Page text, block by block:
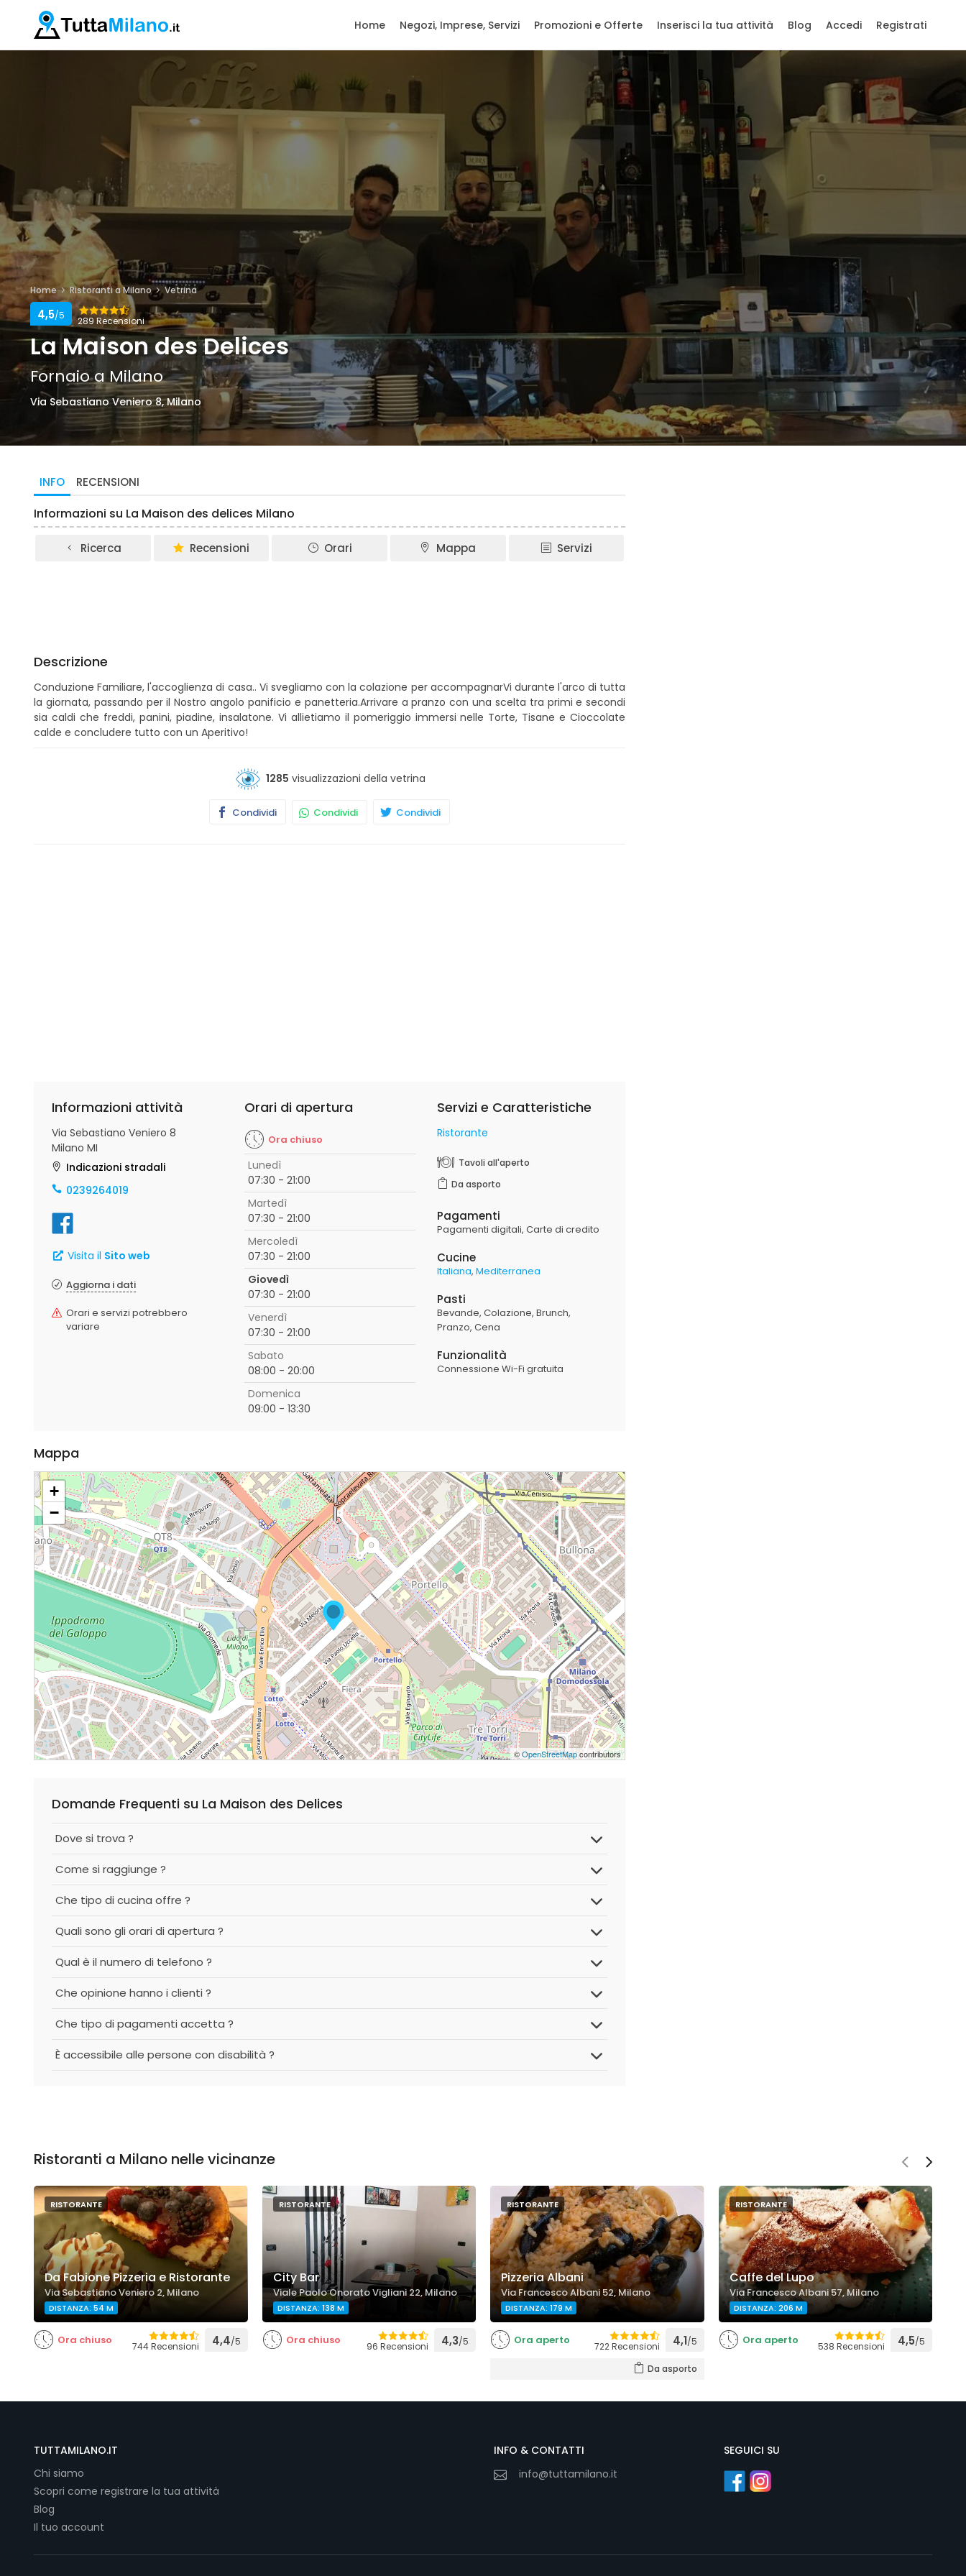
Home Negozi, Imprese, Servizi Promozioni e Offerte Inserisci la tua attività Blog Accedi Registrati
Home Ristoranti a Milano Vetrina
289 Recensioni
4,5/5
La Maison des Delices
Fornaio a Milano
Via Sebastiano Veniero 8, Milano
INFO RECENSIONI
Informazioni su La Maison des delices Milano
Ricerca Recensioni Orari Mappa Servizi
Descrizione
Conduzione Familiare, l'accoglienza di casa.. Vi svegliamo con la colazione per accompagnarVi durante l'arco di tutta
la giornata, passando per il Nostro angolo panificio e panetteria.Arrivare a pranzo con una scelta tra primi e secondi
sia caldi che freddi, panini, piadine, insalatone. Vi allietiamo il pomeriggio immersi nelle Torte, Tisane e Cioccolate
calde e concludere tutto con un Aperitivo!
1285 visualizzazioni della vetrina
Condividi Condividi Condividi
Informazioni attività
Via Sebastiano Veniero 8
Milano MI
Indicazioni stradali
0239264019
Visita il Sito web
Aggiorna i dati
Orari e servizi potrebbero
variare
Orari di apertura
Ora chiuso
Lunedì
07:30 - 21:00
Martedì
07:30 - 21:00
Mercoledì
07:30 - 21:00
Giovedì
07:30 - 21:00
Venerdì
07:30 - 21:00
Sabato
08:00 - 20:00
Domenica
09:00 - 13:30
Servizi e Caratteristiche
Ristorante
Tavoli all'aperto
Da asporto
Pagamenti
Pagamenti digitali Carte di credito
Cucine
Italiana Mediterranea
Pasti
Bevande Colazione Brunch
Pranzo Cena
Funzionalità
Connessione Wi-Fi gratuita
Mappa
+
−
©OpenStreetMapcontributors
Domande Frequenti su La Maison des Delices
Dove si trova ?
Come si raggiunge ?
Che tipo di cucina offre ?
Quali sono gli orari di apertura ?
Qual è il numero di telefono ?
Che opinione hanno i clienti ?
Che tipo di pagamenti accetta ?
È accessibile alle persone con disabilità ?
Ristoranti a Milano nelle vicinanze
RISTORANTE
Da Fabione Pizzeria e Ristorante
Via Sebastiano Veniero 2, Milano
DISTANZA: 54 M
Ora chiuso 744 Recensioni 4,4/5
RISTORANTE
City Bar
Viale Paolo Onorato Vigliani 22, Milano
DISTANZA: 138 M
Ora chiuso 96 Recensioni 4,3/5
RISTORANTE
Pizzeria Albani
Via Francesco Albani 52, Milano
DISTANZA: 179 M
Ora aperto 722 Recensioni 4,1/5
Da asporto
RISTORANTE
Caffe del Lupo
Via Francesco Albani 57, Milano
DISTANZA: 206 M
Ora aperto 538 Recensioni 4,5/5
TUTTAMILANO.IT
Chi siamo
Scopri come registrare la tua attività
Blog
Il tuo account
INFO & CONTATTI
info@tuttamilano.it
SEGUICI SU